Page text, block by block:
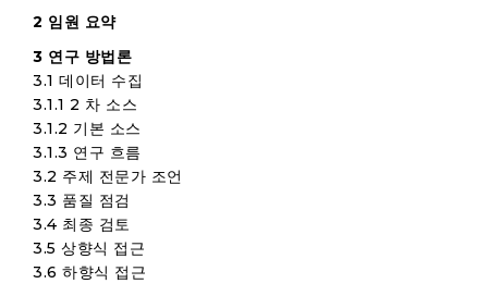
2 임원 요약
3 연구 방법론
3.1 데이터 수집
3.1.1 2 차 소스
3.1.2 기본 소스
3.1.3 연구 흐름
3.2 주제 전문가 조언
3.3 품질 점검
3.4 최종 검토
3.5 상향식 접근
3.6 하향식 접근